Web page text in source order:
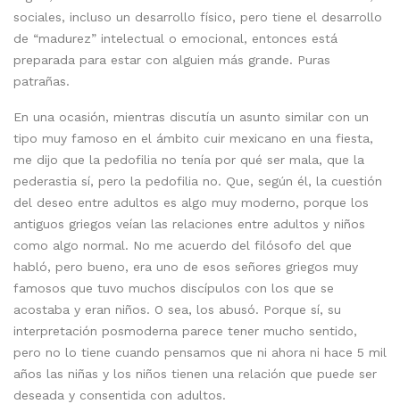
sociales, incluso un desarrollo físico, pero tiene el desarrollo
de “madurez” intelectual o emocional, entonces está
preparada para estar con alguien más grande. Puras
patrañas.
En una ocasión, mientras discutía un asunto similar con un
tipo muy famoso en el ámbito cuir mexicano en una fiesta,
me dijo que la pedofilia no tenía por qué ser mala, que la
pederastia sí, pero la pedofilia no. Que, según él, la cuestión
del deseo entre adultos es algo muy moderno, porque los
antiguos griegos veían las relaciones entre adultos y niños
como algo normal. No me acuerdo del filósofo del que
habló, pero bueno, era uno de esos señores griegos muy
famosos que tuvo muchos discípulos con los que se
acostaba y eran niños. O sea, los abusó. Porque sí, su
interpretación posmoderna parece tener mucho sentido,
pero no lo tiene cuando pensamos que ni ahora ni hace 5 mil
años las niñas y los niños tienen una relación que puede ser
deseada y consentida con adultos.